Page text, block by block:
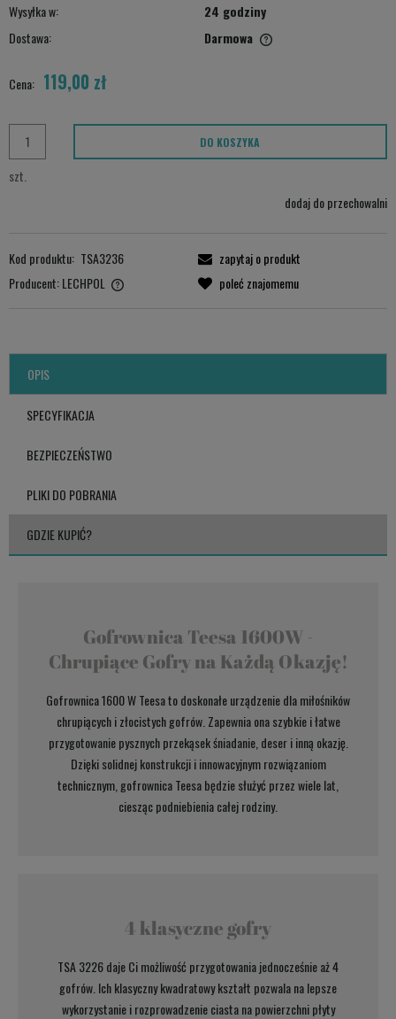
Wysyłka w:
24 godziny
Dostawa:
Darmowa
Cena nie zawiera ewentualnych kosztów płatności
Cena: 119,00 zł
szt.
DO KOSZYKA
dodaj do przechowalni
Kod produktu: TSA3236
Producent:LECHPOL
LECHPOL ELECTRONICS LESZEK Sp.k.
zapytaj o produkt
poleć znajomemu
OPIS
SPECYFIKACJA
BEZPIECZEŃSTWO
PLIKI DO POBRANIA
GDZIE KUPIĆ?
Gofrownica Teesa 1600W -
Chrupiące Gofry na Każdą Okazję!
Gofrownica 1600 W Teesa to doskonałe urządzenie dla miłośników
chrupiących i złocistych gofrów. Zapewnia ona szybkie i łatwe
przygotowanie pysznych przekąsek śniadanie, deser i inną okazję.
Dzięki solidnej konstrukcji i innowacyjnym rozwiązaniom
technicznym, gofrownica Teesa będzie służyć przez wiele lat,
ciesząc podniebienia całej rodziny.
4 klasyczne gofry
TSA 3226 daje Ci możliwość przygotowania jednocześnie aż 4
gofrów. Ich klasyczny kwadratowy kształt pozwala na lepsze
wykorzystanie i rozprowadzenie ciasta na powierzchni płyty